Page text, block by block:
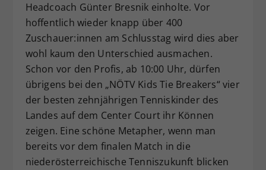
Headcoach Günter Bresnik einholte. Vor
hoffentlich wieder knapp über 400
Zuschauer:innen am Schlusstag wird dies aber
wohl kaum den Unterschied ausmachen.
Schon vor den Profis, ab 10:00 Uhr, dürfen
übrigens bei den „NÖTV Kids Tie Breakers“ vier
der besten zehnjährigen Tenniskinder des
Landes auf dem Center Court ihr Können
zeigen. Eine schöne Metapher, wenn man
bereits vor dem finalen Match in die
niederösterreichische Tenniszukunft blicken